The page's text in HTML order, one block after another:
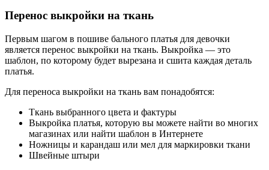
Перенос выкройки на ткань
Первым шагом в пошиве бального платья для девочки
является перенос выкройки на ткань. Выкройка — это
шаблон, по которому будет вырезана и сшита каждая деталь
платья.
Для переноса выкройки на ткань вам понадобятся:
Ткань выбранного цвета и фактуры
Выкройка платья, которую вы можете найти во многих
магазинах или найти шаблон в Интернете
Ножницы и карандаш или мел для маркировки ткани
Швейные штыри